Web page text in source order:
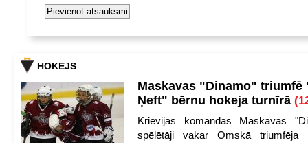
HOKEJS
Maskavas "Dinamo" triumfē
Ņeft" bērnu hokeja turnīrā
Krievijas komandas Maskavas
spēlētāji vakar Omskā triumfēja